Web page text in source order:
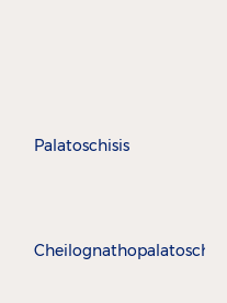
Palatoschisis